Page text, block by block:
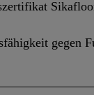
gegen